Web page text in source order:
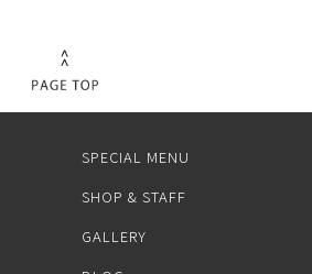
SPECIAL MENU
SHOP & STAFF
GALLERY